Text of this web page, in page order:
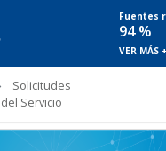
Fuentes
94 %
VER MÁS +
Solicitudes
Servicio